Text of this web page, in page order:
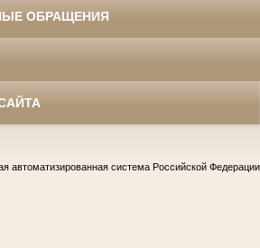
ОБРАЩЕНИЯ
автоматизированная система Российской